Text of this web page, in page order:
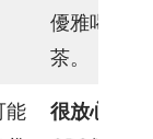
優雅喝下午
茶。
能
很放心